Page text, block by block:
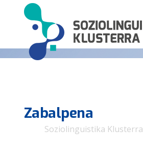
Zabalpena
Soziolinguistika Klusterra